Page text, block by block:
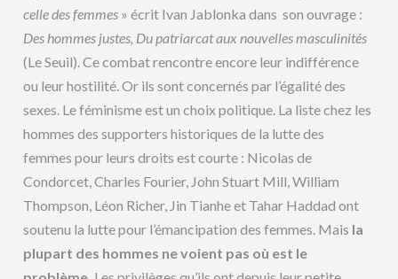
celle des femmes » écrit Ivan Jablonka dans son ouvrage :
Des hommes justes, Du patriarcat aux nouvelles masculinités
(Le Seuil). Ce combat rencontre encore leur indifférence
ou leur hostilité. Or ils sont concernés par l’égalité des
sexes. Le féminisme est un choix politique. La liste chez les
hommes des supporters historiques de la lutte des
femmes pour leurs droits est courte : Nicolas de
Condorcet, Charles Fourier, John Stuart Mill, William
Thompson, Léon Richer, Jin Tianhe et Tahar Haddad ont
soutenu la lutte pour l’émancipation des femmes. Mais la
plupart des hommes ne voient pas où est le